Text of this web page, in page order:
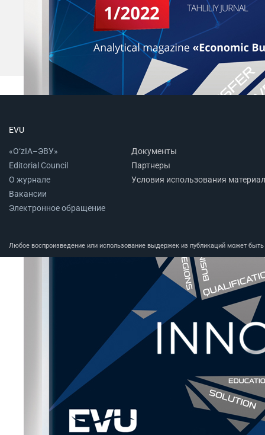
EVU
«O‘zIA–ЭВУ»
Editorial Council
О журнале
Вакансии
Электронное обращение
Документы
Партнеры
Условия использования
Любое воспроизведение или использование выдержек из публикаций может